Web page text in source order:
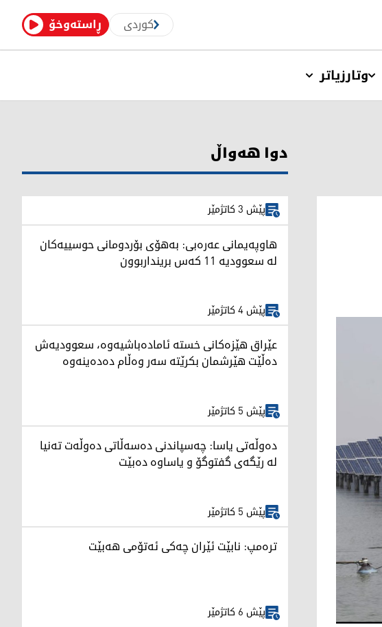
ڕاستەوخۆ کوردی
وتارزیاتر
دوا هەواڵ
پێش 3 کاتژمێر
هاوپەیمانی عەرەبی: بەهۆی بۆردومانی حوسییەکان
لە سعوودیە 11 کەس برینداربوون
پێش 4 کاتژمێر
عێراق هێزەکانی خستە ئامادەباشیەوە، سعوودیەش
دەڵێت هێرشمان بکرێتە سەر وەڵام دەدەینەوە
پێش 5 کاتژمێر
دەوڵەتی یاسا: چەسپاندنی دەسەڵاتی دەوڵەت تەنیا
لە رێگەی گفتوگۆ و یاساوە دەبێت
پێش 5 کاتژمێر
ترەمپ: نابێت ئێران چەکی ئەتۆمی هەبێت
پێش 6 کاتژمێر